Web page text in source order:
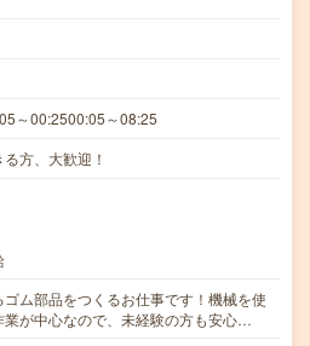
～00:2500:05～08:25
方、大歓迎！
ム部品をつくるお仕事です！機械を使
業が中心なので、未経験の方も安心…